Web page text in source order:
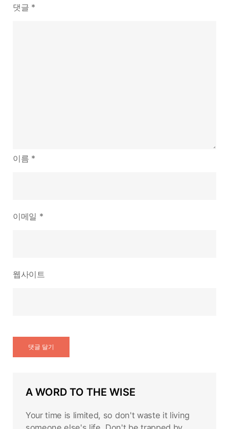
댓글 *
이름 *
이메일 *
웹사이트
A WORD TO THE WISE
Your time is limited, so don't waste it living